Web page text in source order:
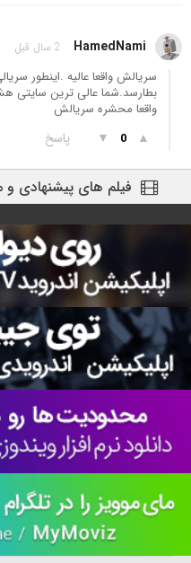
HamedNami 2 سال قبل
سریالش واقعا عالیه .اینطور
بطارسد.شما عالی ترین سایتی
واقعا محشره سریالش
▲
0
▼ پاسخ
فیلم های پیشنهادی و